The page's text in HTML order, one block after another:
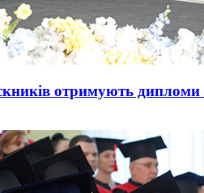
отримують дипломи